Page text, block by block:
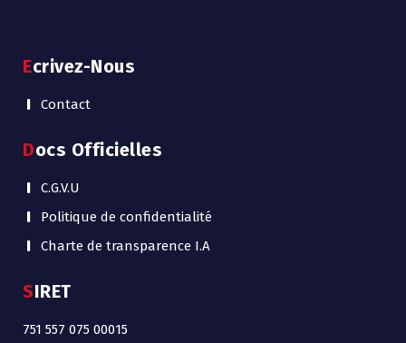
Ecrivez-Nous
Contact
Docs Officielles
C.G.V.U
Politique de confidentialité
Charte de transparence I.A
SIRET
751 557 075 00015